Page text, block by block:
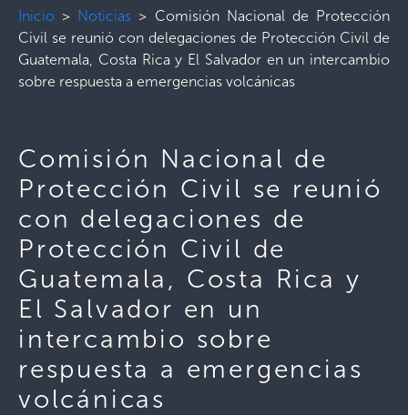
Inicio > Noticias > Comisión Nacional de Protección
Civil se reunió con delegaciones de Protección Civil de
Guatemala, Costa Rica y El Salvador en un intercambio
sobre respuesta a emergencias volcánicas
Comisión Nacional de
Protección Civil se reunió
con delegaciones de
Protección Civil de
Guatemala, Costa Rica y
El Salvador en un
intercambio sobre
respuesta a emergencias
volcánicas